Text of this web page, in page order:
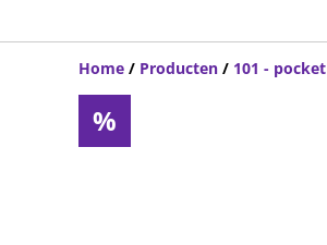
Home / Producten / 101 - pocket
%